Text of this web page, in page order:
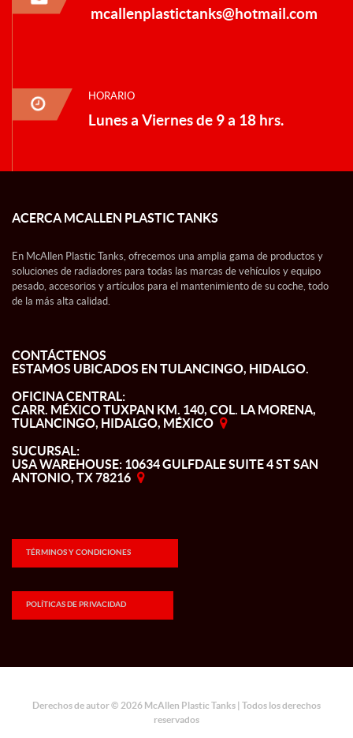
mcallenplastictanks@hotmail.com
HORARIO
Lunes a Viernes de 9 a 18 hrs.
ACERCA MCALLEN PLASTIC TANKS
En McAllen Plastic Tanks, ofrecemos una amplia gama de productos y
soluciones de radiadores para todas las marcas de vehículos y equipo
pesado, accesorios y artículos para el mantenimiento de su coche, todo
de la más alta calidad.
CONTÁCTENOS
ESTAMOS UBICADOS EN TULANCINGO, HIDALGO.
OFICINA CENTRAL:
CARR. MÉXICO TUXPAN KM. 140, COL. LA MORENA,
TULANCINGO, HIDALGO, MÉXICO
SUCURSAL:
USA WAREHOUSE: 10634 GULFDALE SUITE 4 ST SAN
ANTONIO, TX 78216
TÉRMINOS Y CONDICIONES
POLÍTICAS DE PRIVACIDAD
Derechos de autor © 2026 McAllen Plastic Tanks | Todos los derechos
reservados